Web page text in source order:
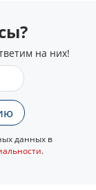
на них!
данных в
.